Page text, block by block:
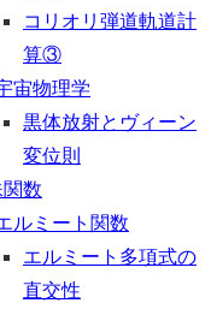
コリオリ弾道軌道計
算③
宙物理学
黒体放射とヴィーン
変位則
数
ルミート関数
エルミート多項式の
直交性